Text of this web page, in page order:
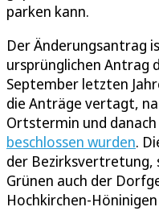
parken kann.
Der Änderungsantrag
ursprünglichen Antrag
September letzten
die Anträge vertagt,
Ortstermin und danach
beschlossen wurden.
der Bezirksvertretung,
Grünen auch der
Hochkirchen-